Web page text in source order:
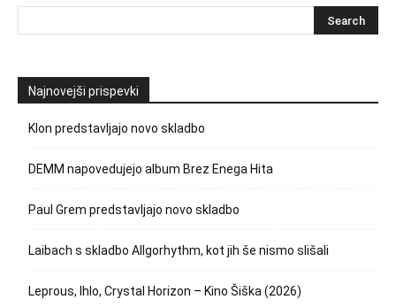
Najnovejši prispevki
Klon predstavljajo novo skladbo
DEMM napovedujejo album Brez Enega Hita
Paul Grem predstavljajo novo skladbo
Laibach s skladbo Allgorhythm, kot jih še nismo slišali
Leprous, Ihlo, Crystal Horizon – Kino Šiška (2026)